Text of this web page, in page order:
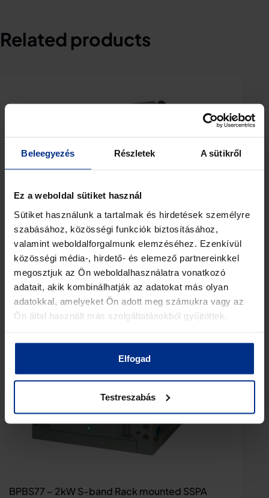
Beleegyezés Részletek A sütikről
Ez a weboldal sütiket használ
Sütiket használunk a tartalmak és hirdetések személyre
szabásához, közösségi funkciók biztosításához,
valamint weboldalforgalmunk elemzéséhez. Ezenkívül
közösségi média-, hirdető- és elemező partnereinkkel
megosztjuk az Ön weboldalhasználatra vonatkozó
adatait, akik kombinálhatják az adatokat más olyan
adatokkal, amelyeket Ön adott meg számukra vagy az
Ön által használt más szolgáltatásokból gyűjtöttek.
Elfogad
Testreszabás
Related products
BPBS77 – 2kW S-band Rack mounted SSPA